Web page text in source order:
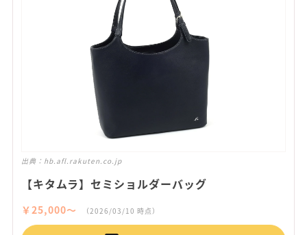
出典： hb.afl.rakuten.co.jp
【キタムラ】セミショルダーバッグ
￥25,000〜 （2026/03/10 時点）